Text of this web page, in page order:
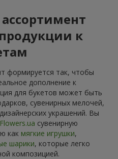
к
формируется так, чтобы
дополнение к
для букетов может быть
сувенирных мелочей,
украшений. Вы
Flowers.ua сувенирную
как мягкие игрушки,
шарики, которые легко
композицией.